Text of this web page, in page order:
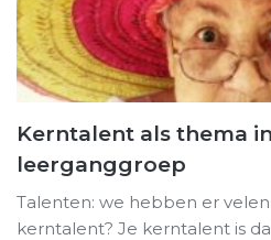
Kerntalent als thema
leerganggroep
Talenten: we hebben er
kerntalent? Je kerntalent is